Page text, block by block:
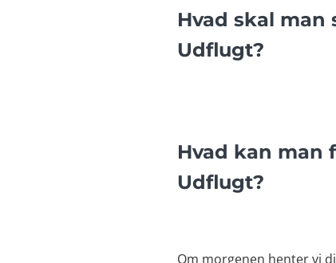
Hvad skal man
Udflugt?
Hvad kan man
Udflugt?
Om morgenen henter vi